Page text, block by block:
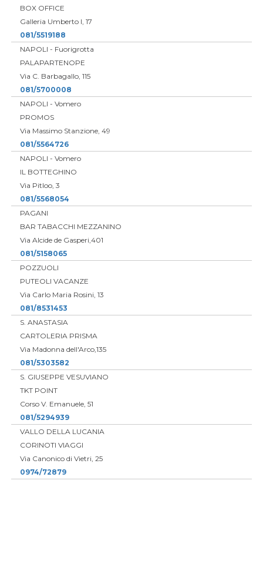
BOX OFFICE
Galleria Umberto I, 17
081/5519188
NAPOLI - Fuorigrotta
PALAPARTENOPE
Via C. Barbagallo, 115
081/5700008
NAPOLI - Vomero
PROMOS
Via Massimo Stanzione, 49
081/5564726
NAPOLI - Vomero
IL BOTTEGHINO
Via Pitloo, 3
081/5568054
PAGANI
BAR TABACCHI MEZZANINO
Via Alcide de Gasperi,401
081/5158065
POZZUOLI
PUTEOLI VACANZE
Via Carlo Maria Rosini, 13
081/8531453
S. ANASTASIA
CARTOLERIA PRISMA
Via Madonna dell'Arco,135
081/5303582
S. GIUSEPPE VESUVIANO
TKT POINT
Corso V. Emanuele, 51
081/5294939
VALLO DELLA LUCANIA
CORINOTI VIAGGI
Via Canonico di Vietri, 25
0974/72879